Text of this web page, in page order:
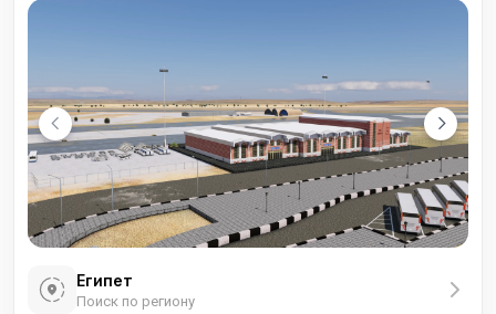
Египет
Поиск по региону